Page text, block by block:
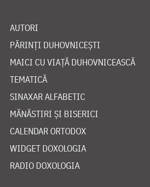
AUTORI
PĂRINȚI DUHOVNICEȘTI
MAICI CU VIAȚĂ DUHOVNICEASCĂ
TEMATICĂ
SINAXAR ALFABETIC
MĂNĂSTIRI ȘI BISERICI
CALENDAR ORTODOX
WIDGET DOXOLOGIA
RADIO DOXOLOGIA